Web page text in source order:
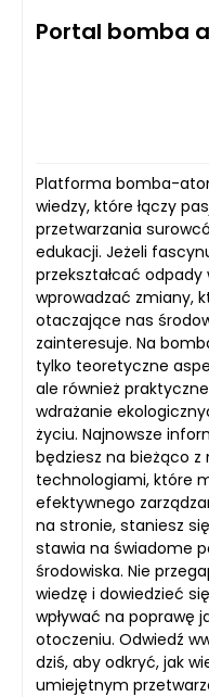
Portal bomba
Platforma bomba-
wiedzy, które łączy
przetwarzania
edukacji. Jeżeli
przekształcać
wprowadzać zmiany,
otaczające nas
zainteresuje. Na
tylko teoretyczne
ale również
wdrażanie
życiu. Najnowsze
będziesz na bieżąco
technologiami, które
efektywnego
na stronie, staniesz
stawia na świadome
środowiska. Nie
wiedzę i dowiedzieć
wpływać na poprawę
otoczeniu. Odwiedź
dziś, aby odkryć, jak
umiejętnym